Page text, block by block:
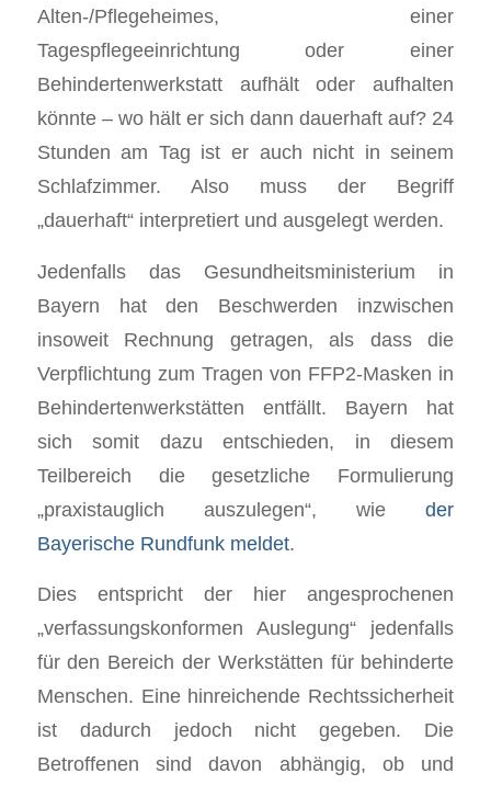
Alten-/Pflegeheimes, einer
Tagespflegeeinrichtung oder einer
Behindertenwerkstatt aufhält oder aufhalten
könnte – wo hält er sich dann dauerhaft auf? 24
Stunden am Tag ist er auch nicht in seinem
Schlafzimmer. Also muss der Begriff
„dauerhaft“ interpretiert und ausgelegt werden.
Jedenfalls das Gesundheitsministerium in
Bayern hat den Beschwerden inzwischen
insoweit Rechnung getragen, als dass die
Verpflichtung zum Tragen von FFP2-Masken in
Behindertenwerkstätten entfällt. Bayern hat
sich somit dazu entschieden, in diesem
Teilbereich die gesetzliche Formulierung
„praxistauglich auszulegen“, wieder
Bayerische Rundfunk meldet.
Dies entspricht der hier angesprochenen
„verfassungskonformen Auslegung“ jedenfalls
für den Bereich der Werkstätten für behinderte
Menschen. Eine hinreichende Rechtssicherheit
ist dadurch jedoch nicht gegeben. Die
Betroffenen sind davon abhängig, ob und